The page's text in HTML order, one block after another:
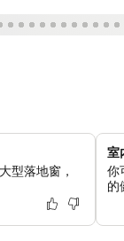
型落地窗，
室
你
的